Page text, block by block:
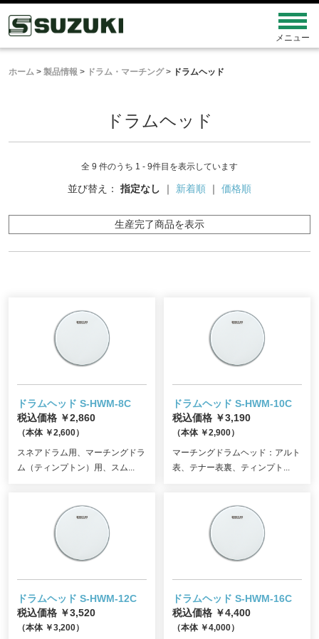
ホーム > 製品情報 > ドラム・マーチング> ドラムヘッド
ドラムヘッド
全 9 件のうち 1 - 9件目を表示しています
並び替え： 指定なし ｜ 新着順 ｜ 価格順
生産完了商品を表示
ドラムヘッド S-HWM-8C
税込価格 ￥2,860
（本体 ￥2,600）
スネアドラム用、マーチングドラ
ム（ティンプトン）用、スム...
ドラムヘッド S-HWM-10C
税込価格 ￥3,190
（本体 ￥2,900）
マーチングドラムヘッド：アルト
表、テナー表裏、ティンプト...
ドラムヘッド S-HWM-12C
税込価格 ￥3,520
（本体 ￥3,200）
ドラムヘッド S-HWM-16C
税込価格 ￥4,400
（本体 ￥4,000）